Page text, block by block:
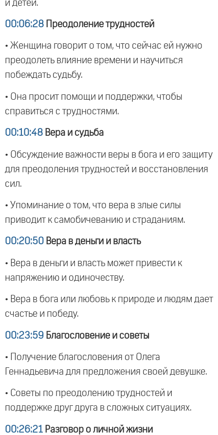
и детей.
00:06:28 Преодоление трудностей
• Женщина говорит о том, что сейчас ей нужно
преодолеть влияние времени и научиться
побеждать судьбу.
• Она просит помощи и поддержки, чтобы
справиться с трудностями.
00:10:48 Вера и судьба
• Обсуждение важности веры в бога и его защиту
для преодоления трудностей и восстановления
сил.
• Упоминание о том, что вера в злые силы
приводит к самобичеванию и страданиям.
00:20:50 Вера в деньги и власть
• Вера в деньги и власть может привести к
напряжению и одиночеству.
• Вера в бога или любовь к природе и людям дает
счастье и победу.
00:23:59 Благословение и советы
• Получение благословения от Олега
Геннадьевича для предложения своей девушке.
• Советы по преодолению трудностей и
поддержке друг друга в сложных ситуациях.
00:26:21 Разговор о личной жизни